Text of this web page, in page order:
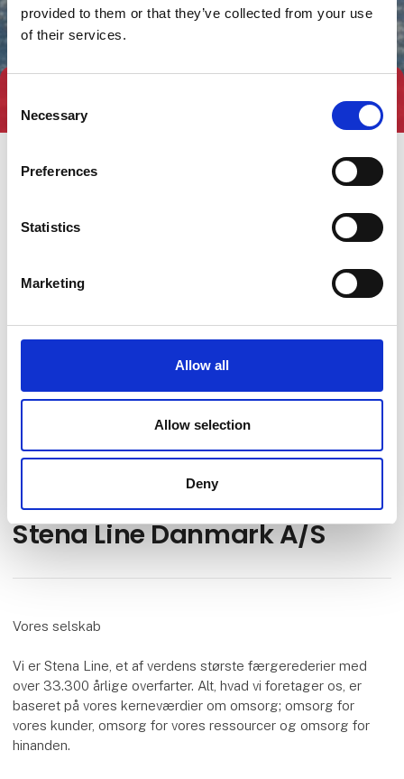
provided to them or that they’ve collected from your use
of their services.
Selection
Necessary
Preferences
Statistics
Marketing
Allow all
Allow selection
Deny
Gå til hjemmeside
Stena Line Danmark A/S
Vores selskab
Vi er Stena Line, et af verdens største færgerederier med
over 33.300 årlige overfarter. Alt, hvad vi foretager os, er
baseret på vores kerneværdier om omsorg; omsorg for
vores kunder, omsorg for vores ressourcer og omsorg for
hinanden.